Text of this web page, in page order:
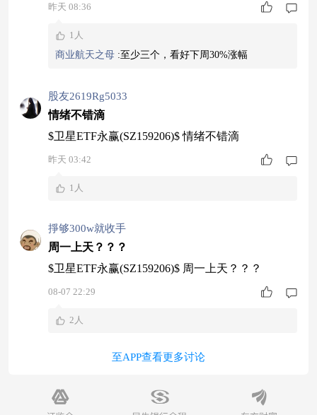
昨天 08:36
1人
商业航天之母 :至少三个，看好下周30%涨幅
股友2619Rg5033
情绪不错滴
$卫星ETF永赢(SZ159206)$ 情绪不错滴
昨天 03:42
1人
掙够300w就收手
周一上天？？？
$卫星ETF永赢(SZ159206)$ 周一上天？？？
08-07 22:29
2人
至APP查看更多讨论